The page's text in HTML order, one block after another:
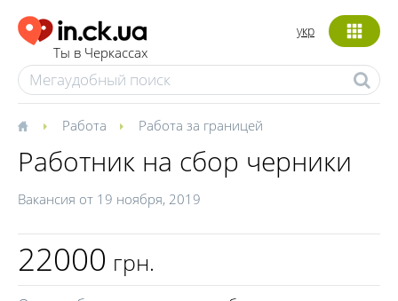
Ты в Черкассах
укр
Работа Работа за границей
Работник на сбор черники
Вакансия от 19 ноября, 2019
22000 грн.